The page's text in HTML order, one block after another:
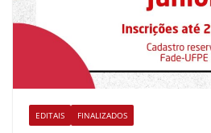
EDITAIS FINALIZADOS